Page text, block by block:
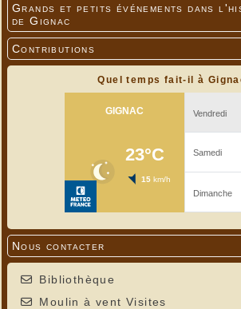
Grands et petits événements dans
de Gignac
Contributions
Quel temps fait-il à
Nous contacter
Bibliothèque
Moulin à vent Visites